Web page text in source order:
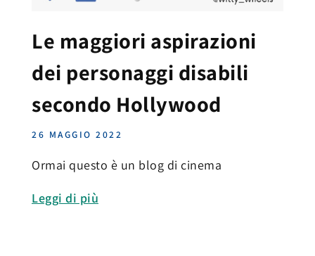
Le maggiori aspirazioni
dei personaggi disabili
secondo Hollywood
26 MAGGIO 2022
Ormai questo è un blog di cinema
Leggi di più